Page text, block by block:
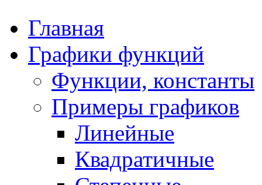
Главная
Графики функций
Функции, константы
Примеры графиков
Линейные
Квадратичные